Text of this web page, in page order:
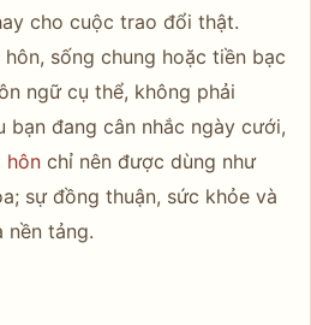
cho cuộc trao đổi thật.
sống chung hoặc tiền bạc
ngữ cụ thể, không phải
bạn đang cân nhắc ngày cưới,
hôn chỉ nên được dùng như
sự đồng thuận, sức khỏe và
nền tảng.